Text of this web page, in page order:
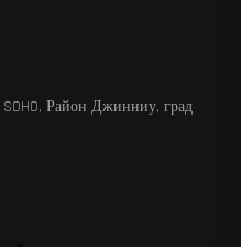
Район Джинниу, град